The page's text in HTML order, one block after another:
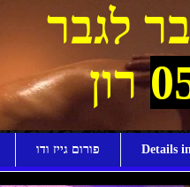
לגבר
רון
Details פורום גייז ודו